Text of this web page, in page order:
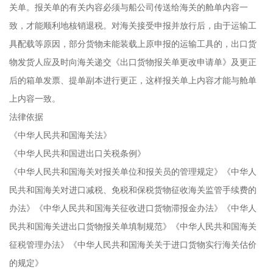
关单。报关单的有关内容必须与船公司传送给海关的舱单内容一
致，才能顺利地核销退税。对海关接受申报并放行后，由于运输工
具配载等原因，部分货物未能装载上原申报的运输工具的，出口货
物发货人应及时向海关递交《出口货物报关单更改申请单》及更正
后的箱单发票、提单副本进行更正，这样报关单上内容才能与舱单
上内容一致。
法律依据
《中华人民共和国海关法》
《中华人民共和国进出口关税条例》
《中华人民共和国海关对报关单位和报关员的管理规定》《中华人
民共和国海关对进口减税、免税和保税货物征收海关监管手续费的
办法》《中华人民共和国海关征收进口货物滞报金办法》《中华人
民共和国海关进出口货物报关单填制规范》《中华人民共和国海关
征税管理办法》《中华人民共和国海关关于进口货物实行海关估价
的规定》